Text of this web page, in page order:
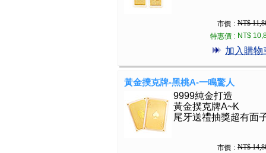
市價 : NT$
特惠價 : NT$
加入購物
黃金撲克牌-黑桃A-一鳴驚人
9999純金打造
黃金撲克牌A~K
尾牙送禮抽獎超有面
市價 : NT$